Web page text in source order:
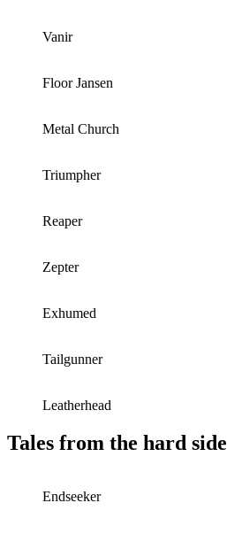
Vanir
Floor Jansen
Metal Church
Triumpher
Reaper
Zepter
Exhumed
Tailgunner
Leatherhead
Tales from the hard side
Endseeker